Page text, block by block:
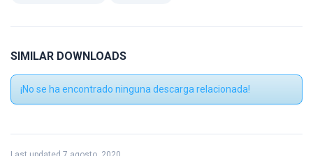
SIMILAR DOWNLOADS
¡No se ha encontrado ninguna descarga relacionada!